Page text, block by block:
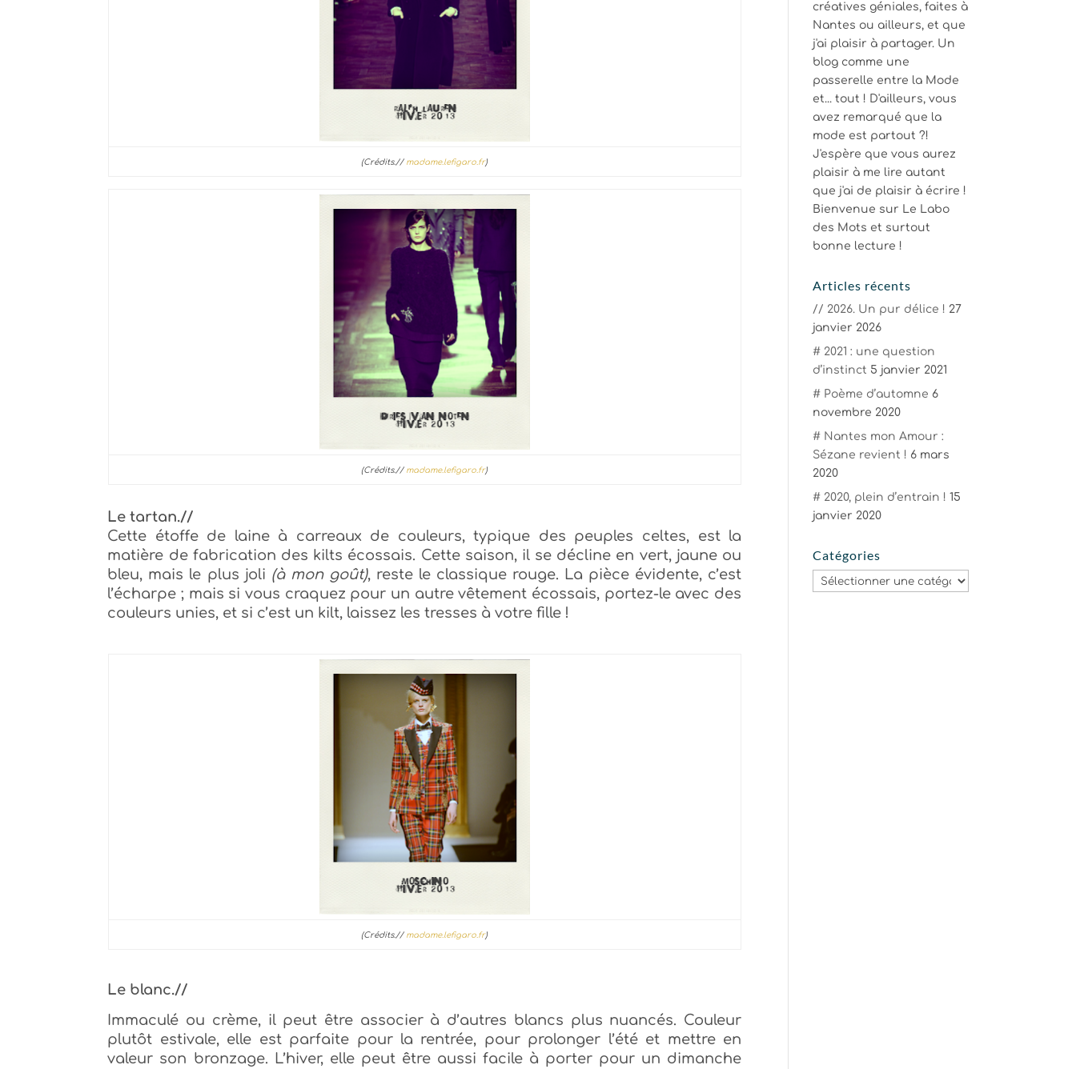
(Crédits.//madame.lefigaro.fr)
(Crédits.//madame.lefigaro.fr)
Le tartan.//
Cette étoffe de laine à carreaux de couleurs, typique des peuples celtes, est la
matière de fabrication des kilts écossais. Cette saison, il se décline en vert, jaune ou
bleu, mais le plus joli (à mon goût), reste le classique rouge. La pièce évidente, c’est
l’écharpe ; mais si vous craquez pour un autre vêtement écossais, portez-le avec des
couleurs unies, et si c’est un kilt, laissez les tresses à votre fille !
(Crédits.//madame.lefigaro.fr)
Le blanc.//
Immaculé ou crème, il peut être associer à d’autres blancs plus nuancés. Couleur
plutôt estivale, elle est parfaite pour la rentrée, pour prolonger l’été et mettre en
valeur son bronzage. L’hiver, elle peut être aussi facile à porter pour un dimanche
créatives géniales, faites à
Nantes ou ailleurs, et que
j'ai plaisir à partager. Un
blog comme une
passerelle entre la Mode
et... tout ! D'ailleurs, vous
avez remarqué que la
mode est partout ?!
J'espère que vous aurez
plaisir à me lire autant
que j'ai de plaisir à écrire !
Bienvenue sur Le Labo
des Mots et surtout
bonne lecture !
Articles récents
// 2026. Un pur délice ! 27
janvier 2026
# 2021 : une question
d’instinct 5 janvier 2021
# Poème d’automne 6
novembre 2020
# Nantes mon Amour :
Sézane revient ! 6 mars
2020
# 2020, plein d’entrain ! 15
janvier 2020
Catégories
Catégories